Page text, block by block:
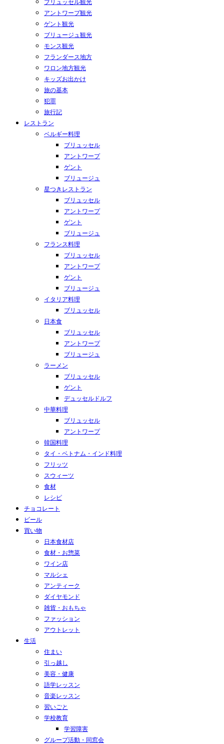
ブリュッセル観光
アントワープ観光
ゲント観光
ブリュージュ観光
モンス観光
フランダース地方
ワロン地方観光
キッズお出かけ
旅の基本
犯罪
旅行記
レストラン
ベルギー料理
ブリュッセル
アントワープ
ゲント
ブリュージュ
星つきレストラン
ブリュッセル
アントワープ
ゲント
ブリュージュ
フランス料理
ブリュッセル
アントワープ
ゲント
ブリュージュ
イタリア料理
ブリュッセル
日本食
ブリュッセル
アントワープ
ブリュージュ
ラーメン
ブリュッセル
ゲント
デュッセルドルフ
中華料理
ブリュッセル
アントワープ
韓国料理
タイ・ベトナム・インド料理
フリッツ
スウィーツ
食材
レシピ
チョコレート
ビール
買い物
日本食材店
食材・お惣菜
ワイン店
マルシェ
アンティーク
ダイヤモンド
雑貨・おもちゃ
ファッション
アウトレット
生活
住まい
引っ越し
美容・健康
語学レッスン
音楽レッスン
習いごと
学校教育
学習障害
グループ活動・同窓会